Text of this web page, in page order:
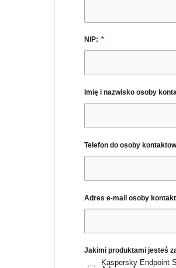
NIP: *
Imię i nazwisko osoby
Telefon do osoby
Adres e-mail osoby
Jakimi produktami jesteś
Kaspersky Endpoint